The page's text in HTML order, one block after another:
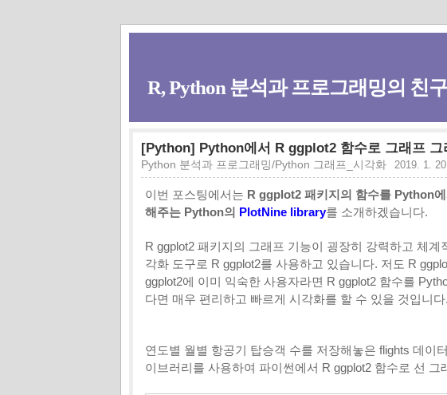
R, Python 분석과 프로그래밍의 친
[Python] Python에서 R ggplot2 함수로 그래프
Python 분석과 프로그래밍/Python 그래프_시각화 2019. 1.
이번 포스팅에서는 R ggplot2 패키지의 함수를 Python
해주는 Python의
PlotNine library를 소개하겠습니다.
R ggplot2 패키지의 그래프 기능이 굉장히 강력하고 체계
각화 도구로 R ggplot2를 사용하고 있습니다. 저도 R
ggplot2에 이미 익숙한 사용자라면 R ggplot2 함수를
다면 매우 편리하고 빠르게 시각화를 할 수 있을 것입니다.
연도별 월별 항공기 탑승객 수를 저장해놓은 flights 데이
이브러리를 사용하여 파이썬에서 R ggplot2 함수로 선